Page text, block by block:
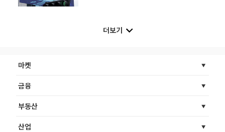
더보기
마켓
금융
부동산
산업